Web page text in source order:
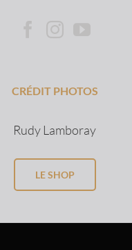
CRÉDIT PHOTOS
Rudy Lamboray
LE SHOP